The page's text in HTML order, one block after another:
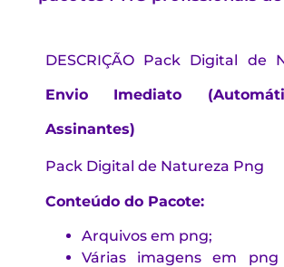
DESCRIÇÃO Pack Digital de
Envio Imediato
Assinantes)
Pack Digital de Natureza Png
Conteúdo do Pacote:
Arquivos em png;
Várias imagens em